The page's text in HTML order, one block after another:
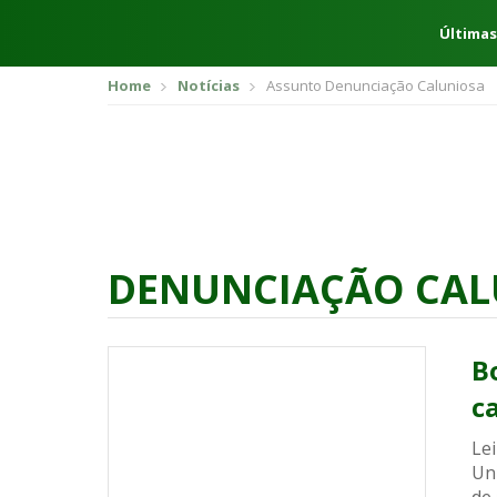
Home Notícias Assunto Denunciação Caluniosa
DENUNCIAÇÃO